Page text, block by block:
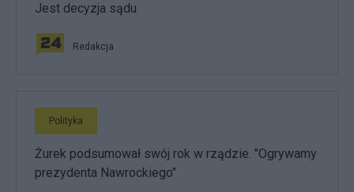
Jest decyzja sądu
Redakcja
Polityka
Żurek podsumował swój rok w rządzie. "Ogrywamy
prezydenta Nawrockiego"